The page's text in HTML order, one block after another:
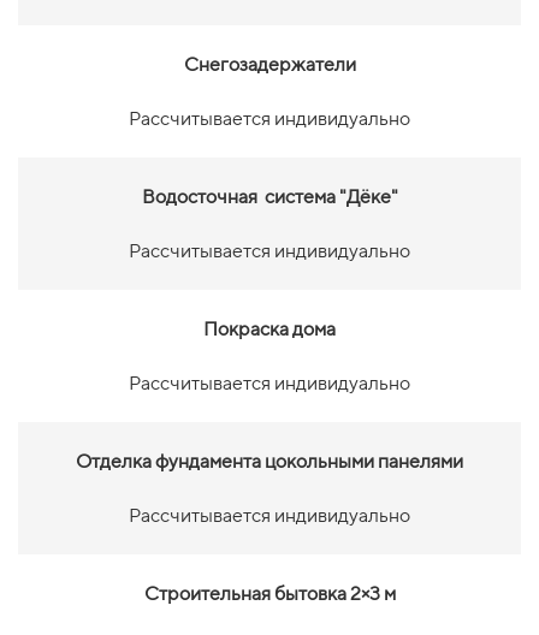
Снегозадержатели
Рассчитывается индивидуально
Водосточная система "Дёке"
Рассчитывается индивидуально
Покраска дома
Рассчитывается индивидуально
Отделка фундамента цокольными панелями
Рассчитывается индивидуально
Строительная бытовка 2×3 м